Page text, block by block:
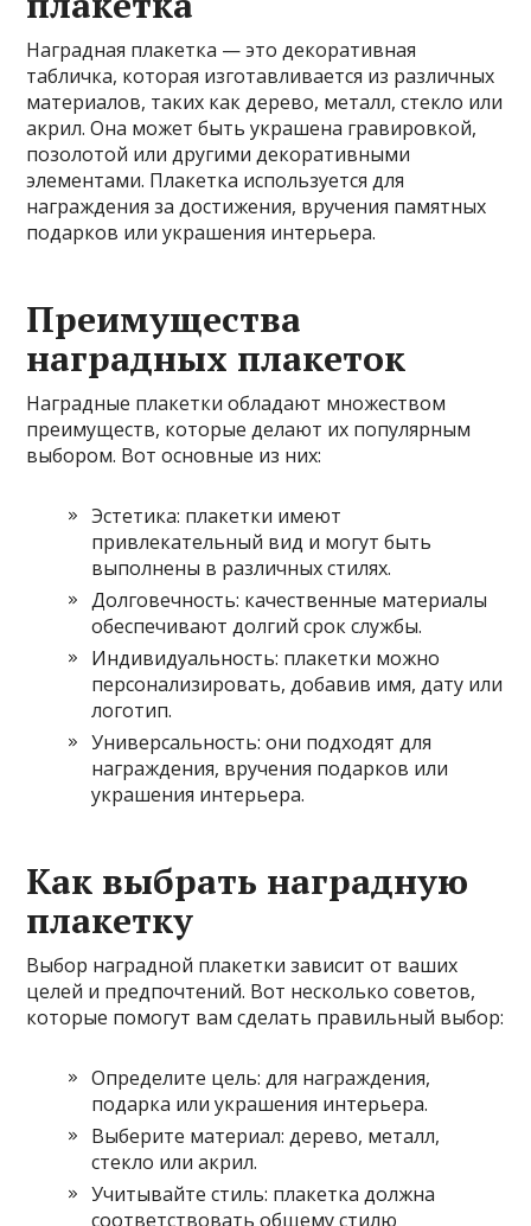
Наградная плакетка — это декоративная
табличка, которая изготавливается из различных
материалов, таких как дерево, металл, стекло или
акрил. Она может быть украшена гравировкой,
позолотой или другими декоративными
элементами. Плакетка используется для
награждения за достижения, вручения памятных
подарков или украшения интерьера.
Преимущества
наградных плакеток
Наградные плакетки обладают множеством
преимуществ, которые делают их популярным
выбором. Вот основные из них:
Эстетика: плакетки имеют
привлекательный вид и могут быть
выполнены в различных стилях.
Долговечность: качественные материалы
обеспечивают долгий срок службы.
Индивидуальность: плакетки можно
персонализировать, добавив имя, дату или
логотип.
Универсальность: они подходят для
награждения, вручения подарков или
украшения интерьера.
Как выбрать наградную
плакетку
Выбор наградной плакетки зависит от ваших
целей и предпочтений. Вот несколько советов,
которые помогут вам сделать правильный выбор:
Определите цель: для награждения,
подарка или украшения интерьера.
Выберите материал: дерево, металл,
стекло или акрил.
Учитывайте стиль: плакетка должна
соответствовать общему стилю